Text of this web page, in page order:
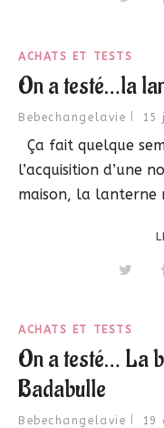
ACHATS ET TESTS
On a testé…la
Bebechangelavie 15
Ça fait quelque
l’acquisition d’une
maison, la lanterne
ACHATS ET TESTS
On a testé… La
Badabulle
Bebechangelavie 19